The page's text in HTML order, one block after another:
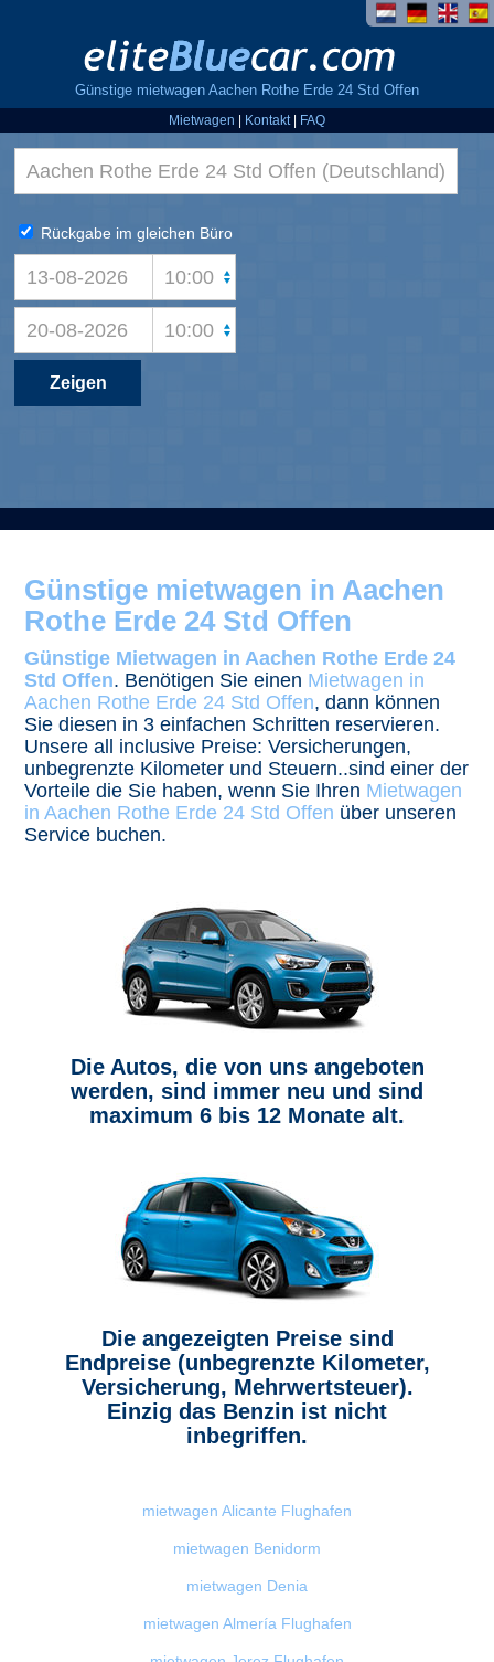
Günstige mietwagen Aachen Rothe Erde 24 Std Offen
Mietwagen
Kontakt| FAQ
Günstige mietwagen in Aachen
Rothe Erde 24 Std Offen
Günstige Mietwagen in Aachen Rothe Erde 24
Std Offen. Benötigen Sie einen Mietwagen in
Aachen Rothe Erde 24 Std Offen, dann können
Sie diesen in 3 einfachen Schritten reservieren.
Unsere all inclusive Preise: Versicherungen,
unbegrenzte Kilometer und Steuern..sind einer der
Vorteile die Sie haben, wenn Sie Ihren Mietwagen
in Aachen Rothe Erde 24 Std Offen über unseren
Service buchen.
Die Autos, die von uns angeboten
werden, sind immer neu und sind
maximum 6 bis 12 Monate alt.
Die angezeigten Preise sind
Endpreise (unbegrenzte Kilometer,
Versicherung, Mehrwertsteuer).
Einzig das Benzin ist nicht
inbegriffen.
mietwagen Alicante Flughafen
mietwagen Benidorm
mietwagen Denia
mietwagen Almería Flughafen
Rückgabe im gleichen Büro